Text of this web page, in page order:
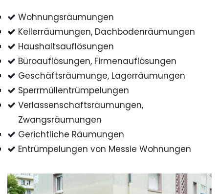
Wohnungsräumungen
Kellerräumungen, Dachbodenräumungen
Haushaltsauflösungen
Büroauflösungen, Firmenauflösungen
Geschäftsräumunge, Lagerräumungen
Sperrmüllentrümpelungen
Verlassenschaftsräumungen,
Zwangsräumungen
Gerichtliche Räumungen
Entrümpelungen von Messie Wohnungen